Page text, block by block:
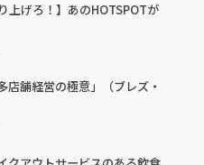
上げろ！】あのHOTSPOTが
店舗経営の極意」（ブレズ・